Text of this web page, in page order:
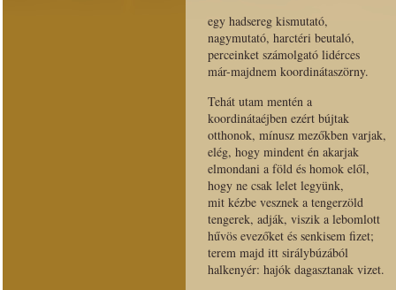
egy hadsereg kismutató,
nagymutató, harctéri beutaló,
perceinket számolgató lidérces
már-majdnem koordinátaszörny.
Tehát utam mentén a
koordinátaéjben ezért bújtak
otthonok, mínusz mezőkben varjak,
elég, hogy mindent én akarjak
elmondani a föld és homok elől,
hogy ne csak lelet legyünk,
mit kézbe vesznek a tengerzöld
tengerek, adják, viszik a lebomlott
hűvös evezőket és senkisem fizet;
terem majd itt sirálybúzából
halkenyér: hajók dagasztanak vizet.